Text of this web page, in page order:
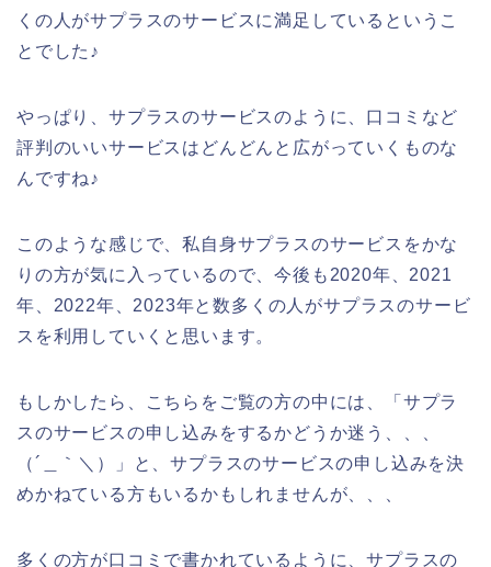
くの人がサプラスのサービスに満足しているというこ
とでした♪
やっぱり、サプラスのサービスのように、口コミなど
評判のいいサービスはどんどんと広がっていくものな
んですね♪
このような感じで、私自身サプラスのサービスをかな
りの方が気に入っているので、今後も2020年、2021
年、2022年、2023年と数多くの人がサプラスのサービ
スを利用していくと思います。
もしかしたら、こちらをご覧の方の中には、「サプラ
スのサービスの申し込みをするかどうか迷う、、、
（´＿｀＼）」と、サプラスのサービスの申し込みを決
めかねている方もいるかもしれませんが、、、
多くの方が口コミで書かれているように、サプラスの